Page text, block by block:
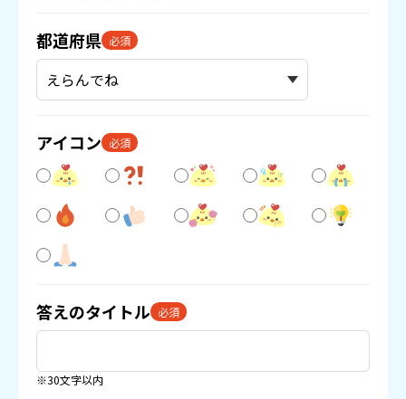
都道府県 必須
アイコン 必須
答えのタイトル 必須
※30文字以内